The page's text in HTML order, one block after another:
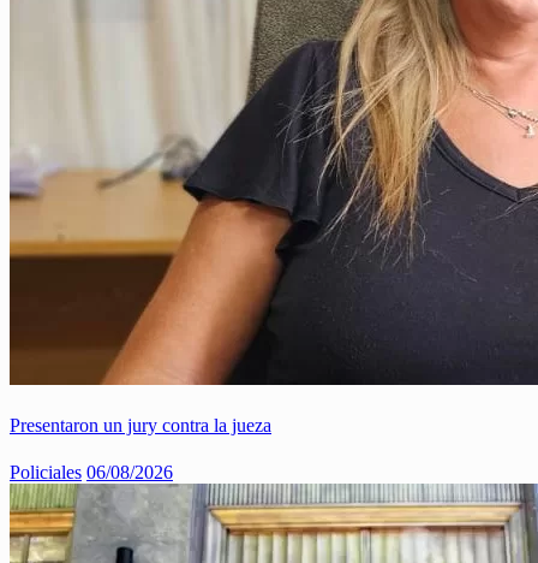
Presentaron un jury contra la jueza
Policiales 06/08/2026